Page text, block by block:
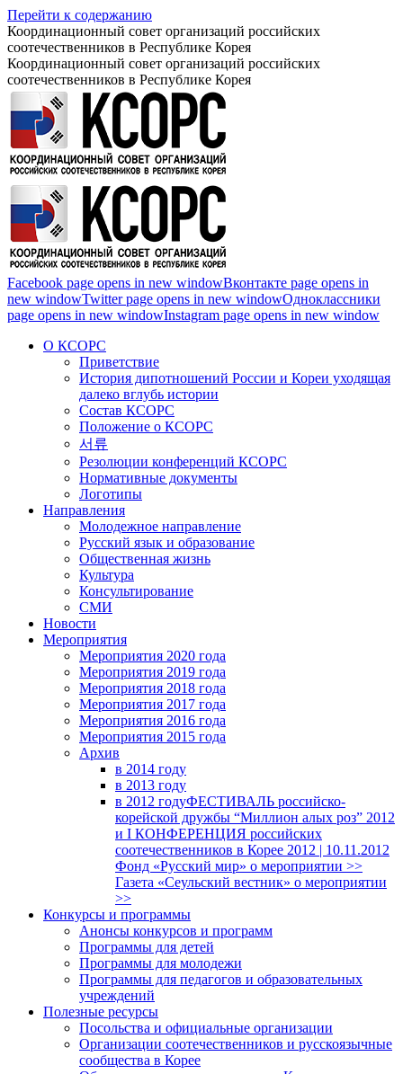
Перейти к содержанию
Координационный совет организаций российских
соотечественников в Республике Корея
Координационный совет организаций российских
соотечественников в Республике Корея
Facebook page opens in new windowВконтакте page opens in
new windowTwitter page opens in new windowОдноклассники
page opens in new windowInstagram page opens in new window
О КСОРС
Приветствие
История дипотношений России и Кореи уходящая
далеко вглубь истории
Состав КСОРС
Положение о КСОРС
서류
Резолюции конференций КСОРС
Нормативные документы
Логотипы
Направления
Молодежное направление
Русский язык и образование
Общественная жизнь
Культура
Консультирование
СМИ
Новости
Мероприятия
Мероприятия 2020 года
Мероприятия 2019 года
Мероприятия 2018 годa
Мероприятия 2017 года
Мероприятия 2016 года
Мероприятия 2015 года
Архив
в 2014 году
в 2013 году
в 2012 годуФЕСТИВАЛЬ российско-
корейской дружбы “Миллион алых роз” 2012
и I КОНФЕРЕНЦИЯ российских
соотечественников в Корее 2012 | 10.11.2012
Фонд «Русский мир» о мероприятии >>
Газета «Сеульский вестник» о мероприятии
>>
Конкурсы и программы
Анонсы конкурсов и программ
Программы для детей
Программы для молодежи
Программы для педагогов и образовательных
учреждений
Полезные ресурсы
Посольства и официальные организации
Организации соотечественников и русскоязычные
сообщества в Корее